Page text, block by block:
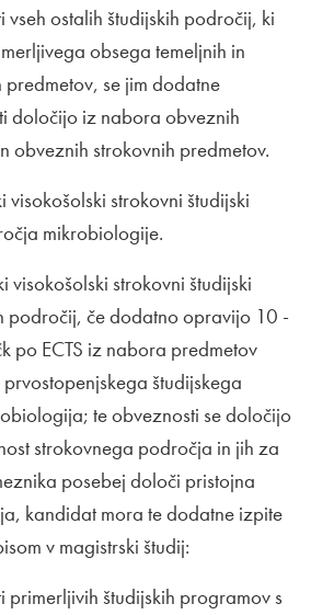
vseh ostalih študijskih področij, ki
obsega temeljnih in
predmetov, se jim dodatne
določijo iz nabora obveznih
obveznih strokovnih predmetov.
strokovni študijski
mikrobiologije.
visokošolski strokovni študijski
področij, če dodatno opravijo 10 -
po ECTS iz nabora predmetov
študijskega
te obveznosti se določijo
strokovnega področja in jih za
posebej določi pristojna
kandidat mora te dodatne izpite
v magistrski študij:
primerljivih študijskih programov s